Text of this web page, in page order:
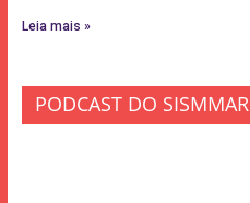
Leia mais »
PODCAST DO SISMMAR